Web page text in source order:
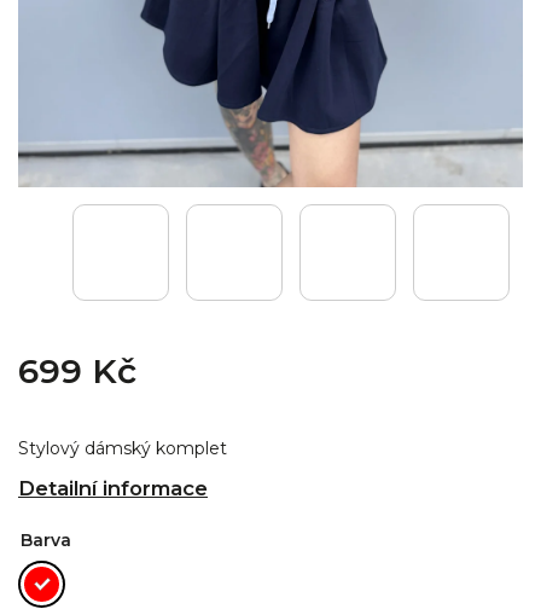
699 Kč
Stylový dámský komplet
Detailní informace
Barva